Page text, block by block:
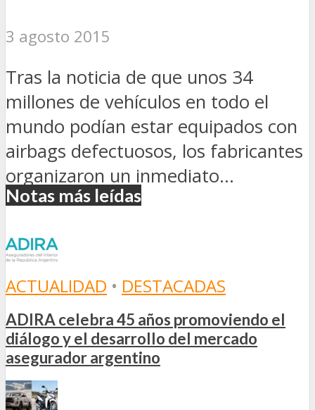
3 agosto 2015
Tras la noticia de que unos 34
millones de vehículos en todo el
mundo podían estar equipados con
airbags defectuosos, los fabricantes
organizaron un inmediato...
Notas más leídas
ACTUALIDAD • DESTACADAS
ADIRA celebra 45 años promoviendo el
diálogo y el desarrollo del mercado
asegurador argentino